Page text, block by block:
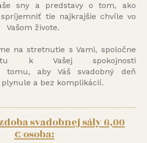
sny a predstavy o tom, ako
tie najkrajšie chvíle vo
Vašom živote.
na stretnutie s Vami, spoločne
k Vašej spokojnosti
aby Váš svadobný deň
plynule a bez komplikácií.
svadobnej sály 6,00
€/osoba: